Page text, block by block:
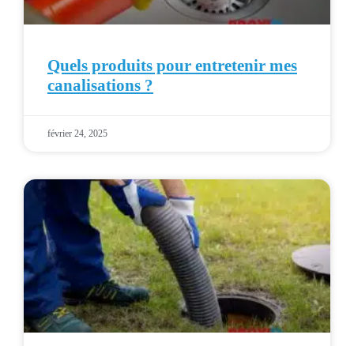
Quels produits pour entretenir mes
canalisations ?
février 24, 2025